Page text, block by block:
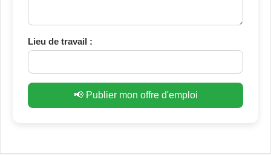
Lieu de travail :
📢 Publier mon offre d'emploi